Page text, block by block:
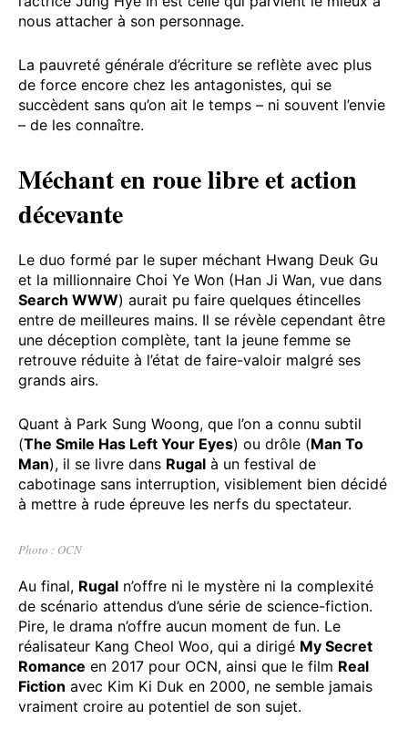
nous attacher à son personnage.
La pauvreté générale d’écriture se reflète avec plus
de force encore chez les antagonistes, qui se
succèdent sans qu’on ait le temps – ni souvent l’envie
– de les connaître.
Méchant en roue libre et action
décevante
Le duo formé par le super méchant Hwang Deuk Gu
et la millionnaire Choi Ye Won (Han Ji Wan, vue dans
Search WWW) aurait pu faire quelques étincelles
entre de meilleures mains. Il se révèle cependant être
une déception complète, tant la jeune femme se
retrouve réduite à l’état de faire-valoir malgré ses
grands airs.
Quant à Park Sung Woong, que l’on a connu subtil
(The Smile Has Left Your Eyes) ou drôle (Man To
Man), il se livre dans Rugal à un festival de
cabotinage sans interruption, visiblement bien décidé
à mettre à rude épreuve les nerfs du spectateur.
Photo : OCN
Au final, Rugal n’offre ni le mystère ni la complexité
de scénario attendus d’une série de science-fiction.
Pire, le drama n’offre aucun moment de fun. Le
réalisateur Kang Cheol Woo, qui a dirigé My Secret
Romance en 2017 pour OCN, ainsi que le film Real
Fiction avec Kim Ki Duk en 2000, ne semble jamais
vraiment croire au potentiel de son sujet.